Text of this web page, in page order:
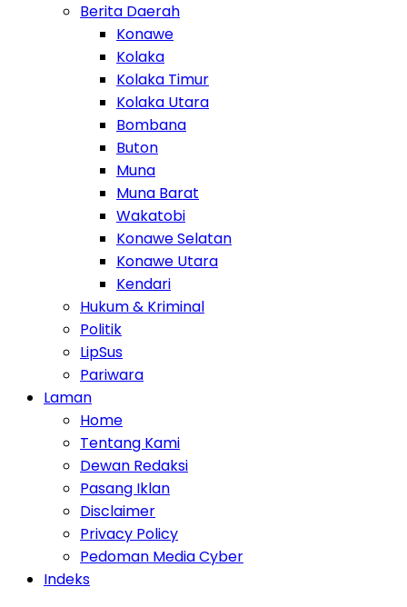
Berita Daerah
Konawe
Kolaka
Kolaka Timur
Kolaka Utara
Bombana
Buton
Muna
Muna Barat
Wakatobi
Konawe Selatan
Konawe Utara
Kendari
Hukum & Kriminal
Politik
LipSus
Pariwara
Laman
Home
Tentang Kami
Dewan Redaksi
Pasang Iklan
Disclaimer
Privacy Policy
Pedoman Media Cyber
Indeks